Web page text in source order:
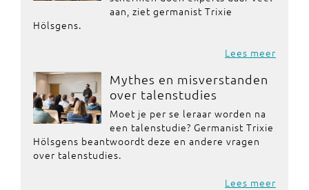
aan, ziet germanist Trixie
Hölsgens.
Lees meer
Mythes en misverstanden
over talenstudies
Moet je per se leraar worden na
een talenstudie? Germanist Trixie
Hölsgens beantwoordt deze en andere vragen
over talenstudies.
Lees meer